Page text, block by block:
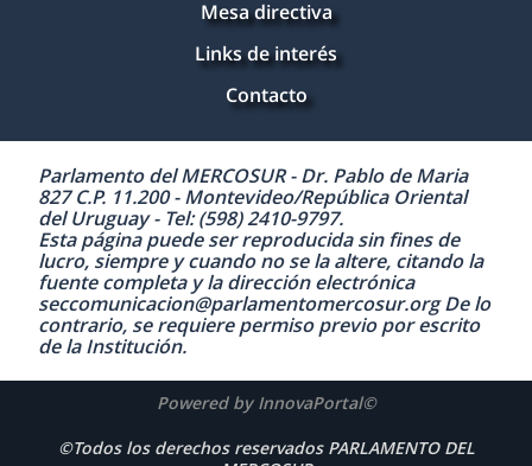
Mesa directiva
Links de interés
Contacto
Parlamento del MERCOSUR - Dr. Pablo de Maria
827 C.P. 11.200 - Montevideo/República Oriental
del Uruguay - Tel: (598) 2410-9797.
Esta página puede ser reproducida sin fines de
lucro, siempre y cuando no se la altere, citando la
fuente completa y la dirección electrónica
seccomunicacion@parlamentomercosur.org De lo
contrario, se requiere permiso previo por escrito
de la Institución.
Powered by InnovaPortal©
©Todos los derechos reservados PARLAMENTO DEL